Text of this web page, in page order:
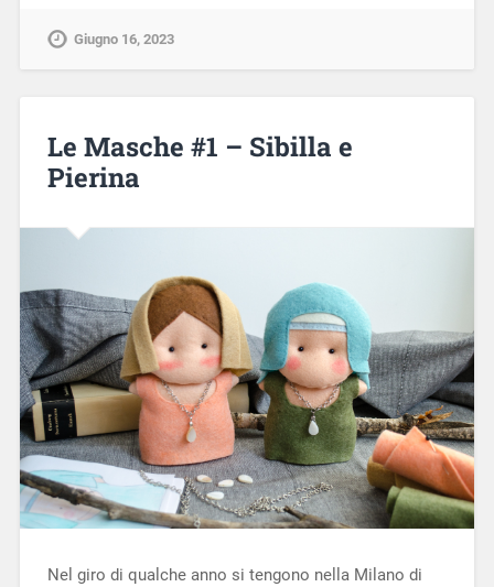
Giugno 16, 2023
Le Masche #1 – Sibilla e
Pierina
Nel giro di qualche anno si tengono nella Milano di